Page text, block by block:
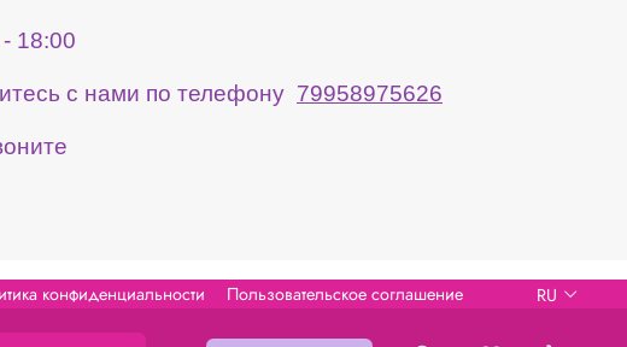
18:00
с нами по телефону 79958975626
конфиденциальности Пользовательское соглашение RU